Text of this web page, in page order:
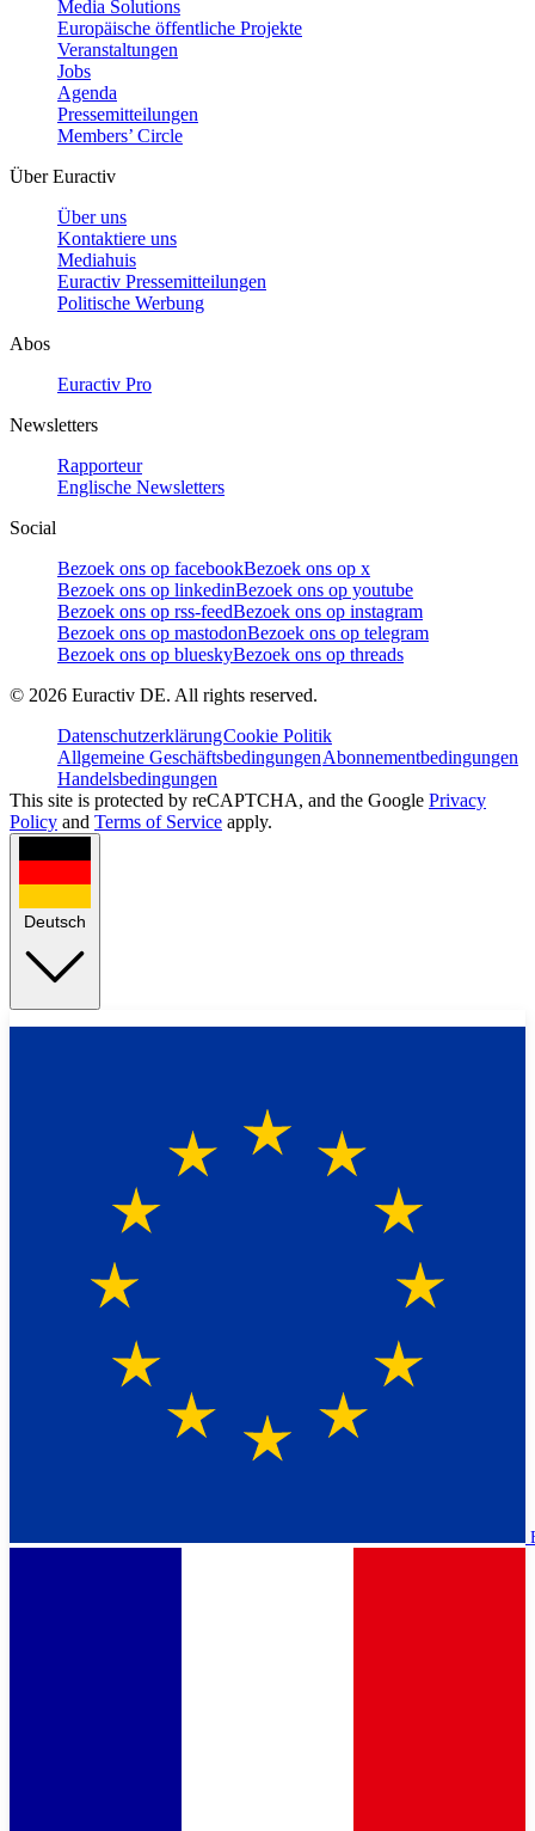
Media Solutions
Europäische öffentliche Projekte
Veranstaltungen
Jobs
Agenda
Pressemitteilungen
Members’ Circle
Über Euractiv
Über uns
Kontaktiere uns
Mediahuis
Euractiv Pressemitteilungen
Politische Werbung
Abos
Euractiv Pro
Newsletters
Rapporteur
Englische Newsletters
Social
Bezoek ons op facebookBezoek ons op x
Bezoek ons op linkedinBezoek ons op youtube
Bezoek ons op rss-feedBezoek ons op instagram
Bezoek ons op mastodonBezoek ons op telegram
Bezoek ons op blueskyBezoek ons op threads
© 2026 Euractiv DE. All rights reserved.
DatenschutzerklärungCookie Politik
Allgemeine GeschäftsbedingungenAbonnementbedingungen
Handelsbedingungen
This site is protected by reCAPTCHA, and the Google Privacy
Policy and Terms of Service apply.
Deutsch